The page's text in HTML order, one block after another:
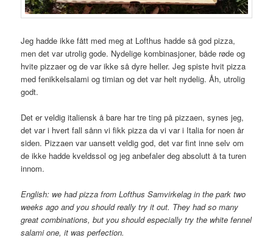
Jeg hadde ikke fått med meg at Lofthus hadde så god pizza,
men det var utrolig gode. Nydelige kombinasjoner, både røde og
hvite pizzaer og de var ikke så dyre heller. Jeg spiste hvit pizza
med fenikkelsalami og timian og det var helt nydelig. Åh, utrolig
godt.
Det er veldig italiensk å bare har tre ting på pizzaen, synes jeg,
det var i hvert fall sånn vi fikk pizza da vi var i Italia for noen år
siden. Pizzaen var uansett veldig god, det var fint inne selv om
de ikke hadde kveldssol og jeg anbefaler deg absolutt å ta turen
innom.
English: we had pizza from Lofthus Samvirkelag in the park two
weeks ago and you should really try it out. They had so many
great combinations, but you should especially try the white fennel
salami one, it was perfection.